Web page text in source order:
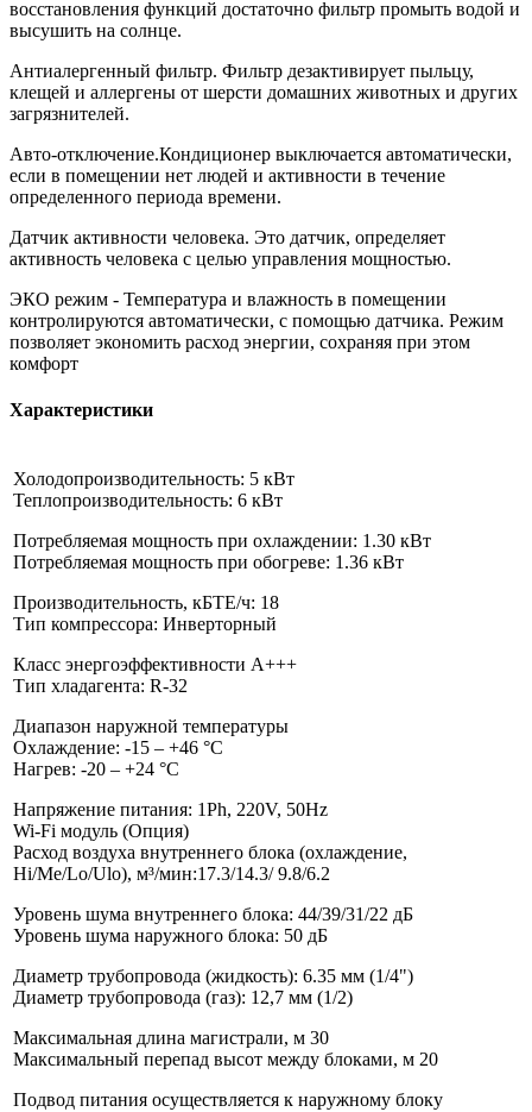
восстановления функций достаточно фильтр промыть водой и
высушить на солнце.
Антиалергенный фильтр. Фильтр дезактивирует пыльцу,
клещей и аллергены от шерсти домашних животных и других
загрязнителей.
Авто-отключение.Кондиционер выключается автоматически,
если в помещении нет людей и активности в течение
определенного периода времени.
Датчик активности человека. Это датчик, определяет
активность человека с целью управления мощностью.
ЭКО режим - Температура и влажность в помещении
контролируются автоматически, с помощью датчика. Режим
позволяет экономить расход энергии, сохраняя при этом
комфорт
Характеристики
Холодопроизводительность: 5 кВт
Теплопроизводительность: 6 кВт
Потребляемая мощность при охлаждении: 1.30 кВт
Потребляемая мощность при обогреве: 1.36 кВт
Производительность, кБТЕ/ч: 18
Тип компрессора: Инверторный
Класс энергоэффективности A+++
Тип хладагента: R-32
Диапазон наружной температуры
Охлаждение: -15 – +46 °С
Нагрев: -20 – +24 °С
Напряжение питания: 1Ph, 220V, 50Hz
Wi-Fi модуль (Опция)
Расход воздуха внутреннего блока (охлаждение,
Hi/Me/Lo/Ulo), м³/мин:17.3/14.3/ 9.8/6.2
Уровень шума внутреннего блока: 44/39/31/22 дБ
Уровень шума наружного блока: 50 дБ
Диаметр трубопровода (жидкость): 6.35 мм (1/4")
Диаметр трубопровода (газ): 12,7 мм (1/2)
Максимальная длина магистрали, м 30
Максимальный перепад высот между блоками, м 20
Подвод питания осуществляется к наружному блоку